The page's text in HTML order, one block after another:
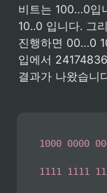
비트는 100…0입
10..0 입니다. 그
진행하면 00…0
입에서
결과가 나왔습니
1000 0000
1111 1111